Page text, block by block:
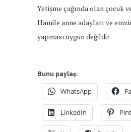
Yetişme çağında olan çocuk
Hamile anne adayları ve
yapması uygun değildir.
Bunu paylaş:
WhatsApp
LinkedIn